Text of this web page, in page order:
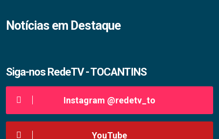
Notícias em Destaque
Siga-nos RedeTV - TOCANTINS
Instagram @redetv_to
YouTube